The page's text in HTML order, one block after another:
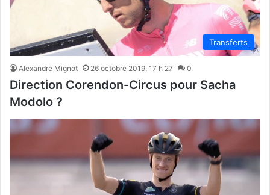
Transferts
Alexandre Mignot 26 octobre 2019, 17 h 27 0
Direction Corendon-Circus pour Sacha
Modolo ?